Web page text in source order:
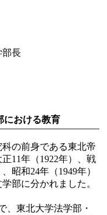
部長
における教育
の前身である東北帝
11年（1922年）、戦
昭和24年（1949年）
部に分かれました。
、東北大学法学部・